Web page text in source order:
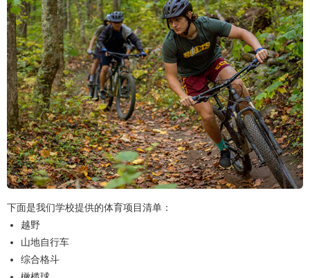
下面是我们学校提供的体育项目清单：
越野
山地自行车
综合格斗